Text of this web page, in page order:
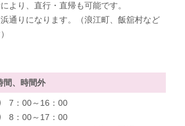
より、直行・直帰も可能です。
通りになります。（浪江町、飯舘村など
間、時間外
7：00～16：00
17：00